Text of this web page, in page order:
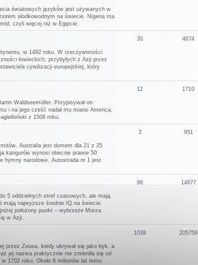
światowych języków jest używanych w
słodkowodnym na świecie. Nigeria ma
czyli więcej niż w Egipcie.
w 1492 roku. W rzeczywistości
łowieckich, przybyłych z Azji przez
cywilizacji europejskiej, który
30 4674
Waldseemüller. Przypisywał on
i na jego cześć nadał mu miano America.
z 1508 roku.
12 1710
Australia jest domem dla 21 z 25
kangurów wynosi obecnie prawie 50
hymny narodowe. Autostrada nr 1 jest
2 951
5 oddzielnych stref czasowych, ale mają
mają najwyższe średnie IQ na świecie.
położony punkt – wybrzeże Morza
w Azji.
98 14877
przez Zeusa, kiedy ukrywał się jako byk, a
jej nazwa praktycznie nie zmieniła się od
1702 roku. Około 6 milionów lat temu
1039 205759